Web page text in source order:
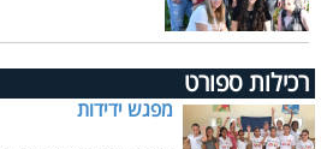
רכילות ספורט
מפגש ידידות